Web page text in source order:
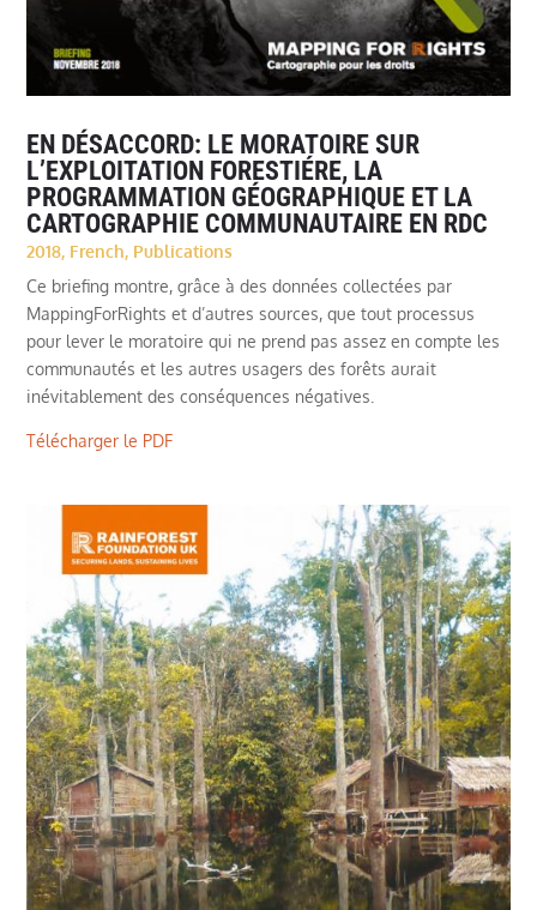
EN DÉSACCORD: LE MORATOIRE SUR
L’EXPLOITATION FORESTIÉRE, LA
PROGRAMMATION GÉOGRAPHIQUE ET LA
CARTOGRAPHIE COMMUNAUTAIRE EN RDC
2018, French, Publications
Ce briefing montre, grâce à des données collectées par
MappingForRights et d’autres sources, que tout processus
pour lever le moratoire qui ne prend pas assez en compte les
communautés et les autres usagers des forêts aurait
inévitablement des conséquences négatives.
Télécharger le PDF